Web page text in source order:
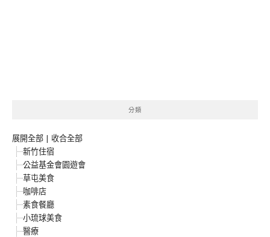
分類
展開全部 | 收合全部
新竹住宿
公益基金會園遊會
草屯美食
咖啡店
素食餐廳
小琉球美食
醫療